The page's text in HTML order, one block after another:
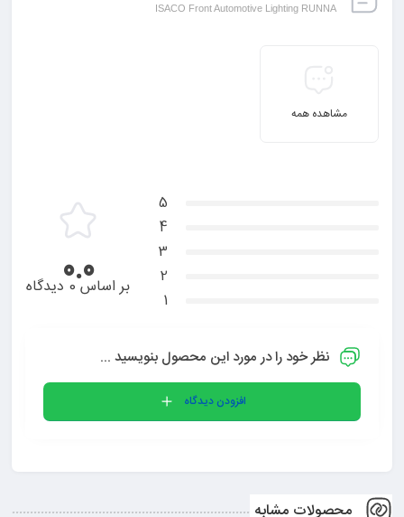
ISACO Front Automotive Lighting RUNNA
مشاهده همه
5
4
3
2
1
0.0بر اساس 0 دیدگاه
نظر خود را در مورد این محصول بنویسید ...
افزودن دیدگاه
محصولات مشابه